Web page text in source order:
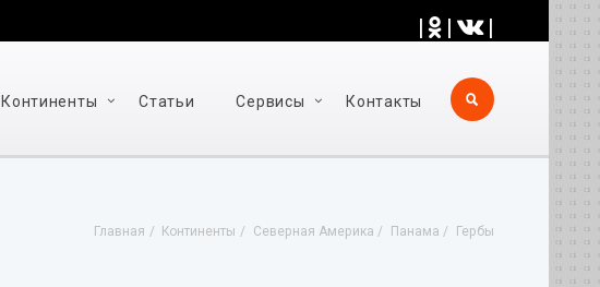
| | |
Континенты Статьи Cервисы Контакты
Главная Континенты Северная Америка Панама Гербы